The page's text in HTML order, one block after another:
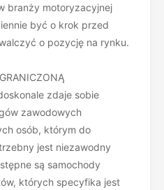
branży motoryzacyjnej
być o krok przed
o pozycję na rynku.
zdaje sobie
zawodowych
osób, którym do
jest niezawodny
są samochody
których specyfika jest